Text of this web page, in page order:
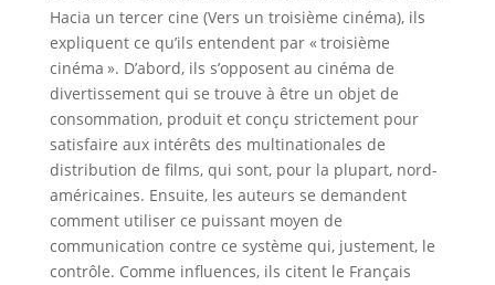
Hacia un tercer cine (Vers un troisième cinéma), ils
expliquent ce qu’ils entendent par « troisième
cinéma ». D’abord, ils s’opposent au cinéma de
divertissement qui se trouve à être un objet de
consommation, produit et conçu strictement pour
satisfaire aux intérêts des multinationales de
distribution de films, qui sont, pour la plupart, nord-
américaines. Ensuite, les auteurs se demandent
comment utiliser ce puissant moyen de
communication contre ce système qui, justement, le
contrôle. Comme influences, ils citent le Français